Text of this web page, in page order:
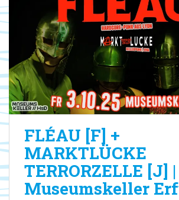
FLÉAU [F] +
MARKTLÜCKE
TERRORZELLE [J] |
Museumskeller